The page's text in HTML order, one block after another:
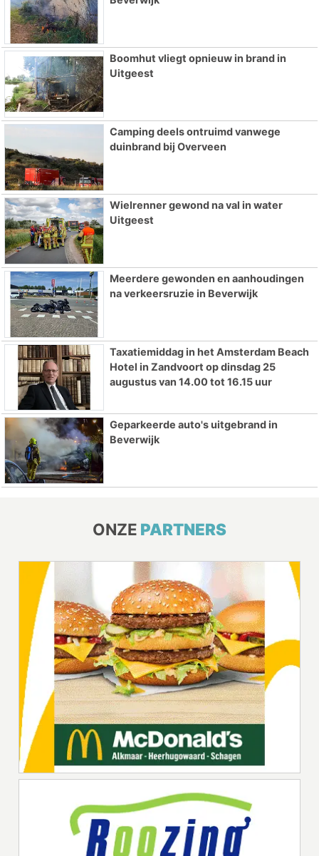
Boomhut vliegt opnieuw in brand in
Uitgeest
Camping deels ontruimd vanwege
duinbrand bij Overveen
Wielrenner gewond na val in water
Uitgeest
Meerdere gewonden en aanhoudingen
na verkeersruzie in Beverwijk
Taxatiemiddag in het Amsterdam Beach
Hotel in Zandvoort op dinsdag 25
augustus van 14.00 tot 16.15 uur
Geparkeerde auto's uitgebrand in
Beverwijk
ONZE PARTNERS